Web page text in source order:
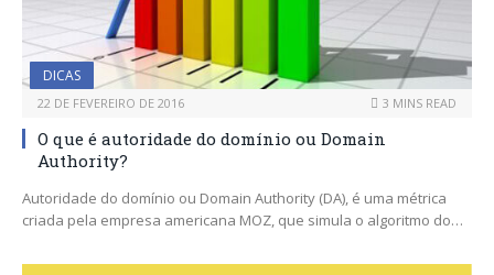
DICAS
22 DE FEVEREIRO DE 2016 3 MINS READ
O que é autoridade do domínio ou Domain
Authority?
Autoridade do domínio ou Domain Authority (DA), é uma métrica
criada pela empresa americana MOZ, que simula o algoritmo do…